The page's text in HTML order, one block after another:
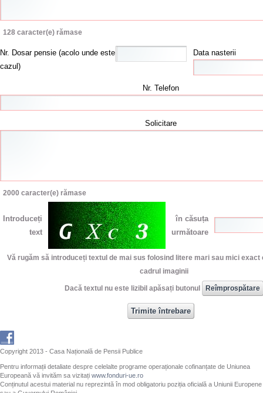
128 caracter(e) rămase
Nr. Dosar pensie (acolo unde este
cazul)
Data nasterii
Nr. Telefon
Solicitare
2000 caracter(e) rămase
Introduceți
text
în căsuța
următoare
Vă rugăm să introduceți textul de mai sus folosind litere mari sau mici exact
cadrul imaginii
Dacă textul nu este lizibil apăsați butonul
Copyright 2013 - Casa Națională de Pensii Publice
Pentru informații detaliate despre celelalte programe operaționale cofinanțate de Uniunea
Europeană vă invităm sa vizitați www.fonduri-ue.ro
Conținutul acestui material nu reprezintă în mod obligatoriu poziția oficială a Uniunii Europene